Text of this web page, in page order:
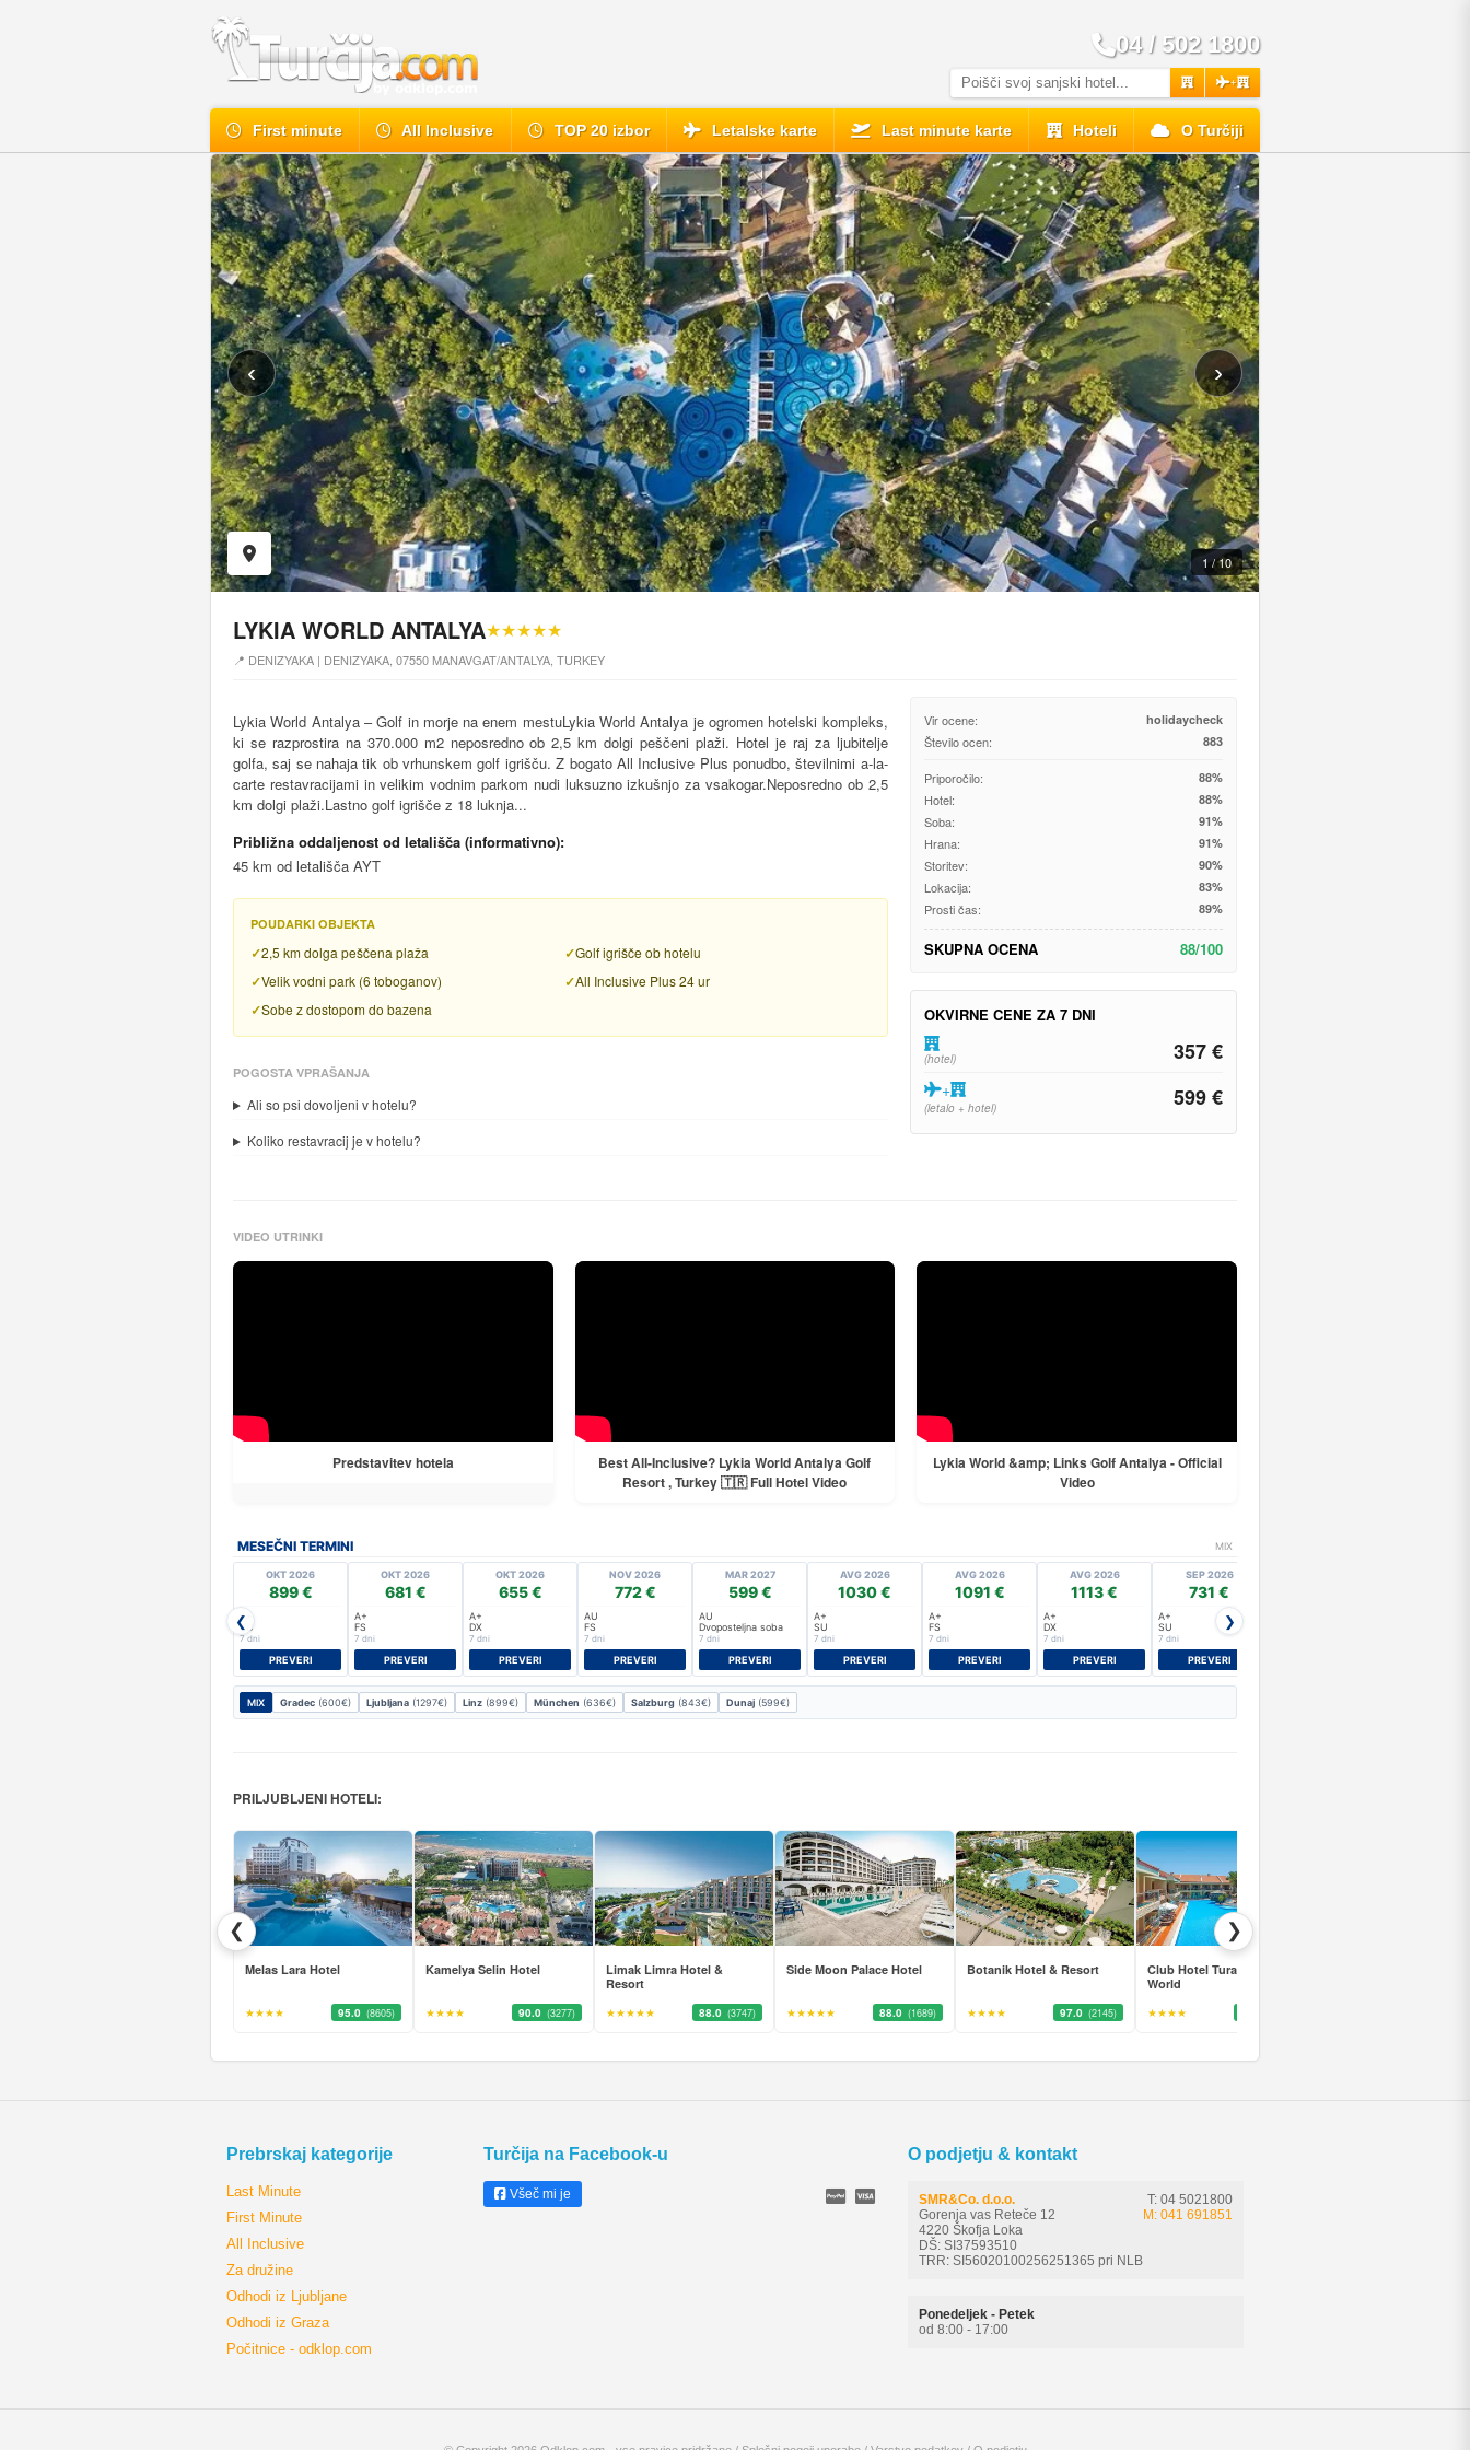
04 / 502 1800
+
First minute All Inclusive TOP 20 izbor Letalske karte Last minute karte Hoteli O Turčiji
‹ ›
1 / 10
LYKIA WORLD ANTALYA★★★★★
📍 DENIZYAKA | DENIZYAKA, 07550 MANAVGAT/ANTALYA, TURKEY
Lykia World Antalya – Golf in morje na enem mestuLykia World Antalya je ogromen hotelski kompleks,
ki se razprostira na 370.000 m2 neposredno ob 2,5 km dolgi peščeni plaži. Hotel je raj za ljubitelje
golfa, saj se nahaja tik ob vrhunskem golf igrišču. Z bogato All Inclusive Plus ponudbo, številnimi a-la-
carte restavracijami in velikim vodnim parkom nudi luksuzno izkušnjo za vsakogar.Neposredno ob 2,5
km dolgi plaži.Lastno golf igrišče z 18 luknja...
Približna oddaljenost od letališča (informativno):
45 km od letališča AYT
POUDARKI OBJEKTA
2,5 km dolga peščena plaža
Golf igrišče ob hotelu
Velik vodni park (6 toboganov)
All Inclusive Plus 24 ur
Sobe z dostopom do bazena
POGOSTA VPRAŠANJA
Ali so psi dovoljeni v hotelu?
Koliko restavracij je v hotelu?
Vir ocene: holidaycheck
Število ocen: 883
Priporočilo: 88%
Hotel: 88%
Soba: 91%
Hrana: 91%
Storitev: 90%
Lokacija: 83%
Prosti čas: 89%
SKUPNA OCENA 88/100
OKVIRNE CENE ZA 7 DNI
(hotel) 357 €
+
(letalo + hotel) 599 €
VIDEO UTRINKI
Predstavitev hotela
Best All-Inclusive? Lykia World Antalya Golf
Resort , Turkey 🇹🇷 Full Hotel Video
Lykia World &amp; Links Golf Antalya - Official
Video
MESEČNI TERMINI MIX
❮
OKT 2026
899 €
A+
SU
7 dni
PREVERI
OKT 2026
681 €
A+
FS
7 dni
PREVERI
OKT 2026
655 €
A+
DX
7 dni
PREVERI
NOV 2026
772 €
AU
FS
7 dni
PREVERI
MAR 2027
599 €
AU
Dvoposteljna soba
7 dni
PREVERI
AVG 2026
1030 €
A+
SU
7 dni
PREVERI
AVG 2026
1091 €
A+
FS
7 dni
PREVERI
AVG 2026
1113 €
A+
DX
7 dni
PREVERI
SEP 2026
731 €
A+
SU
7 dni
PREVERI
❯
MIX Gradec (600€) Ljubljana (1297€) Linz (899€) München (636€) Salzburg (843€) Dunaj (599€)
PRILJUBLJENI HOTELI:
❮
Melas Lara Hotel
★★★★ 95.0 (8605)
Kamelya Selin Hotel
★★★★ 90.0 (3277)
Limak Limra Hotel &
Resort
★★★★★ 88.0 (3747)
Side Moon Palace Hotel
★★★★★ 88.0 (1689)
Botanik Hotel & Resort
★★★★ 97.0 (2145)
Club Hotel Turan Prince
World
★★★★
❯
Prebrskaj kategorije
Last Minute
First Minute
All Inclusive
Za družine
Odhodi iz Ljubljane
Odhodi iz Graza
Počitnice - odklop.com
Turčija na Facebook-u
Všeč mi je
O podjetju & kontakt
SMR&Co. d.o.o.
Gorenja vas Reteče 12
4220 Škofja Loka
DŠ: SI37593510
TRR: SI56020100256251365 pri NLB
T: 04 5021800
M: 041 691851
Ponedeljek - Petek
od 8:00 - 17:00